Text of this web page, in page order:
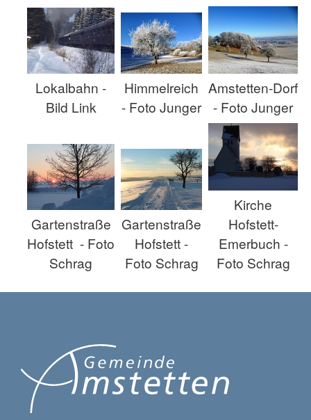
Lokalbahn -
Bild Link
Himmelreich
- Foto Junger
Amstetten-Dorf
- Foto Junger
Gartenstraße
Hofstett - Foto
Schrag
Gartenstraße
Hofstett -
Foto Schrag
Kirche
Hofstett-
Emerbuch -
Foto Schrag